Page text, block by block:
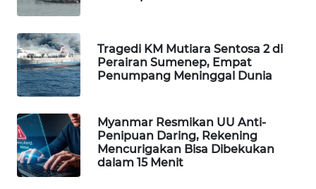
Tragedi KM Mutiara Sentosa 2 di
Perairan Sumenep, Empat
Penumpang Meninggal Dunia
Myanmar Resmikan UU Anti-
Penipuan Daring, Rekening
Mencurigakan Bisa Dibekukan
dalam 15 Menit
WAHANA
PERSONA
WAHANA
OTOMOTIF
WAHANA
HEALTH